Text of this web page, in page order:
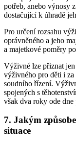
potřeb, anebo výnosy
dostačující k úhradě
Pro určení rozsahu
oprávněného a jeho
a majetkové poměry
Výživné lze přiznat
výživného pro děti i za
soudního řízení.
spojených s
však dva roky ode
7. Jakým
situace